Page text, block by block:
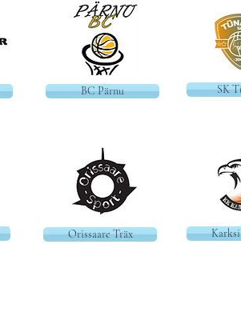
BC Pärnu SK
Orissaare Träx